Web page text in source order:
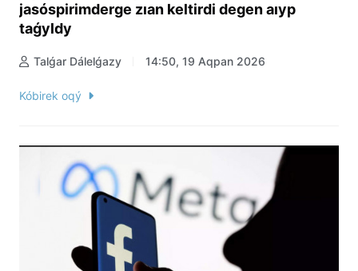
jasóspirimderge zıan keltirdi degen aıyp
taǵyldy
Talǵar Dálelǵazy 14:50, 19 Aqpan 2026
Kóbirek oqý